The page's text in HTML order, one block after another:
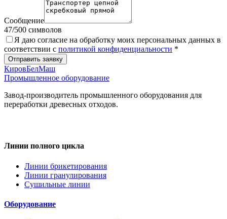
Сообщение
47/500 символов
Я даю согласие на обработку моих персональных данных в
соответствии с политикой конфиденциальности *
Отправить заявку
КировБелМаш
Промышленное оборудование
Завод-производитель промышленного оборудования для
переработки древесных отходов.
Линии полного цикла
Линии брикетирования
Линии гранулирования
Сушильные линии
Оборудование